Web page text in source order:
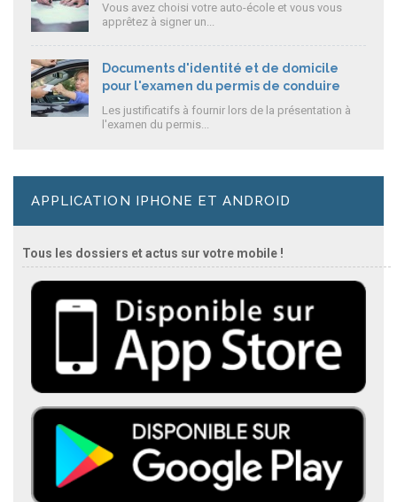
Vous avez choisi votre auto-école et vous vous
apprêtez à signer un...
Documents d'identité et de domicile
pour l'examen du permis de conduire
Les justificatifs à fournir lors de la présentation à
l'examen du permis...
APPLICATION IPHONE ET ANDROID
Tous les dossiers et actus sur votre mobile !